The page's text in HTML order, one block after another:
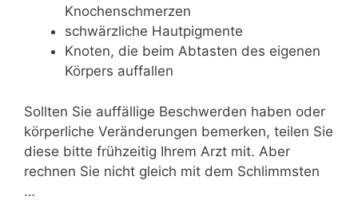
Knochenschmerzen
schwärzliche Hautpigmente
Knoten, die beim Abtasten des eigenen
Körpers auffallen
Sollten Sie auffällige Beschwerden haben oder
körperliche Veränderungen bemerken, teilen Sie
diese bitte frühzeitig Ihrem Arzt mit. Aber
rechnen Sie nicht gleich mit dem Schlimmsten
…